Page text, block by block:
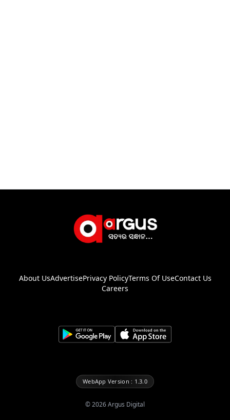
About UsAdvertisePrivacy PolicyTerms Of UseContact Us
Careers
WebApp Version : 1.3.0
©2026Argus Digital